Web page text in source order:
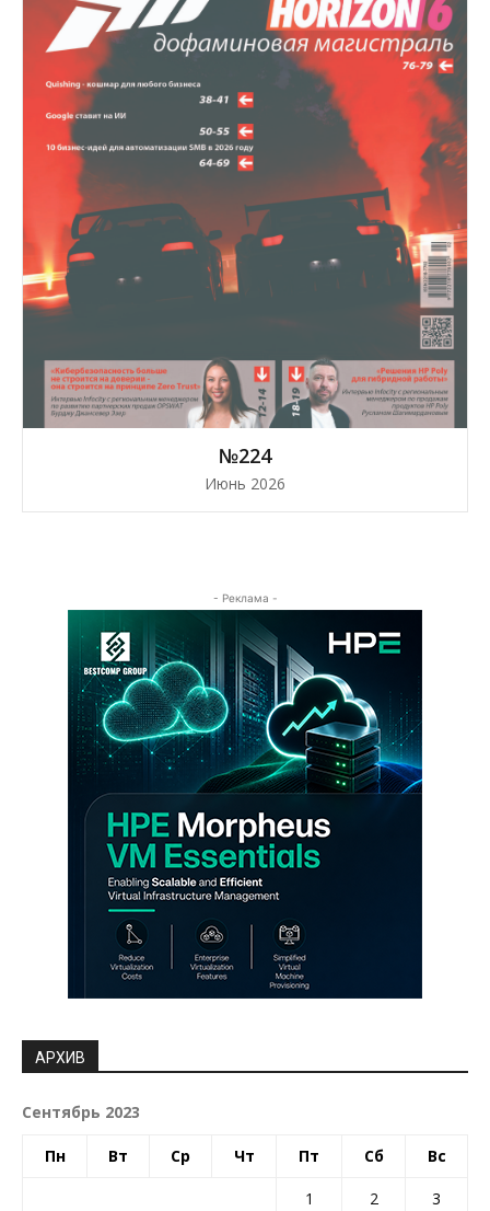
№224
Июнь 2026
- Реклама -
АРХИВ
Сентябрь 2023
Пн Вт Ср Чт Пт Сб Вс
1 2
3